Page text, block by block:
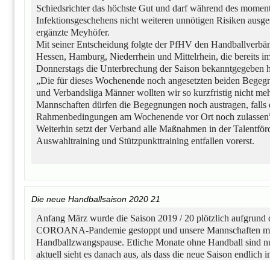
Schiedsrichter das höchste Gut und darf während des
Infektionsgeschehens nicht weiteren unnötigen Risiken
ergänzte Meyhöfer.
Mit seiner Entscheidung folgte der PfHV den
Hessen, Hamburg, Niederrhein und Mittelrhein, die bereits
Donnerstags die Unterbrechung der Saison bekanntgegeben
„Die für dieses Wochenende noch angesetzten beiden
und Verbandsliga Männer wollten wir so kurzfristig nicht
Mannschaften dürfen die Begegnungen noch austragen, falls
Rahmenbedingungen am Wochenende vor Ort noch
Weiterhin setzt der Verband alle Maßnahmen in der
Auswahltraining und Stützpunkttraining entfallen vorerst.
Die neue Handballsaison 2020 21
Anfang März wurde die Saison 2019 / 20 plötzlich aufgrund
COROANA-Pandemie gestoppt und unsere Mannschaften
Handballzwangspause. Etliche Monate ohne Handball sind
aktuell sieht es danach aus, als dass die neue Saison endlich